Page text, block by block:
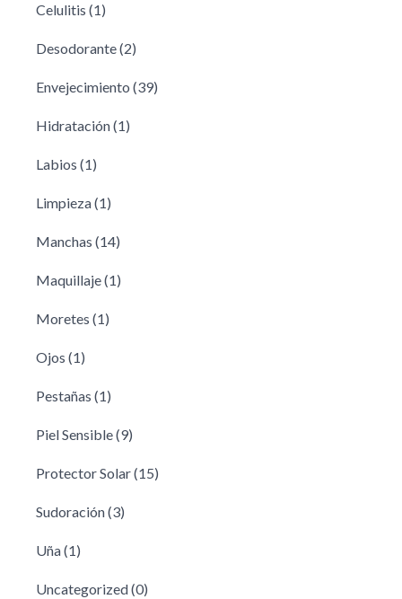
Celulitis (1)
Desodorante(2)
Envejecimiento (39)
Hidratación(1)
Labios (1)
Limpieza(1)
Manchas (14)
Maquillaje(1)
Moretes (1)
Ojos (1)
Pestañas (1)
Piel Sensible(9)
Protector Solar(15)
Sudoración(3)
Uña(1)
Uncategorized(0)